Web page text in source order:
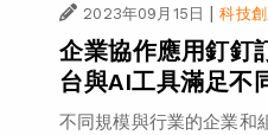
2023年09月15日 | 科技
企業協作應用釘
台與AI工具滿足不
不同規模與行業的企業和